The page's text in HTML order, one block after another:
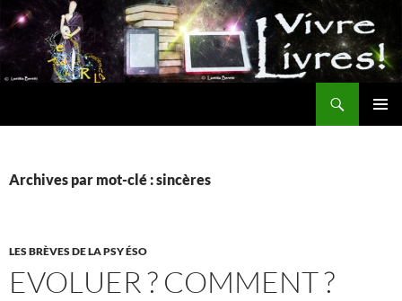
Aller
au
contenu
Archives par mot-clé : sincères
LES BRÈVES DE LA PSY ÉSO
EVOLUER ? COMMENT ?